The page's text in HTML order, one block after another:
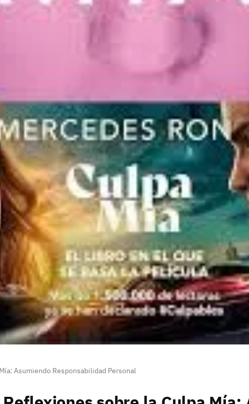
Asumiendo Responsabilidad Personal